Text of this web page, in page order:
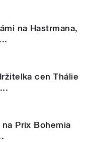
na Hastrmana,
cen Thálie
Prix Bohemia